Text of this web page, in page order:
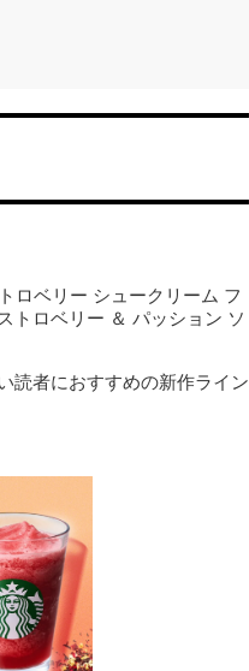
ロベリー シュークリーム フ
トロベリー ＆ パッション ソ
読者におすすめの新作ライン